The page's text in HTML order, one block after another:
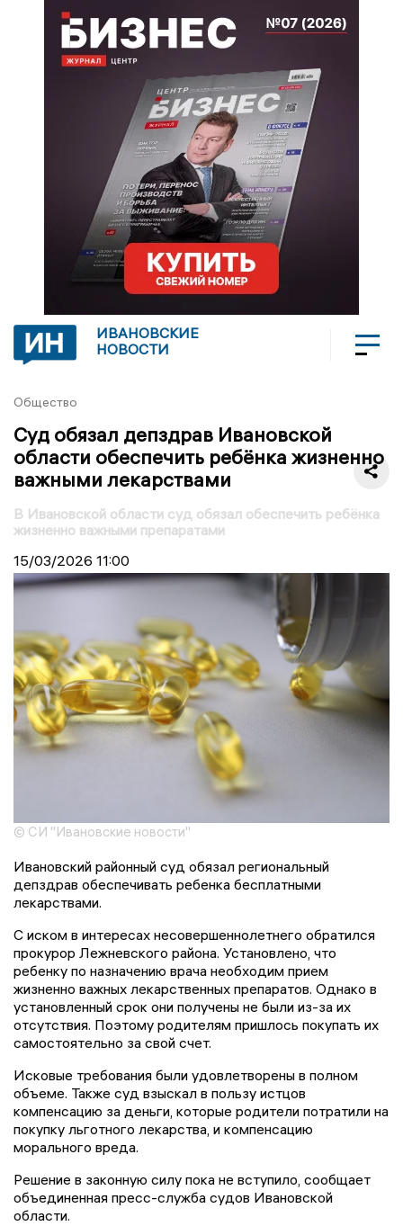
ИВАНОВСКИЕ
НОВОСТИ
Общество
Суд обязал депздрав Ивановской
области обеспечить ребёнка жизненно
важными лекарствами
В Ивановской области суд обязал обеспечить ребёнка
жизненно важными препаратами
15/03/2026 11:00
© СИ "Ивановские новости"
Ивановский районный суд обязал региональный
депздрав обеспечивать ребенка бесплатными
лекарствами.
С иском в интересах несовершеннолетнего обратился
прокурор Лежневского района. Установлено, что
ребенку по назначению врача необходим прием
жизненно важных лекарственных препаратов. Однако в
установленный срок они получены не были из-за их
отсутствия. Поэтому родителям пришлось покупать их
самостоятельно за свой счет.
Исковые требования были удовлетворены в полном
объеме. Также суд взыскал в пользу истцов
компенсацию за деньги, которые родители потратили на
покупку льготного лекарства, и компенсацию
морального вреда.
Решение в законную силу пока не вступило, сообщает
объединенная пресс-служба судов Ивановской
области.